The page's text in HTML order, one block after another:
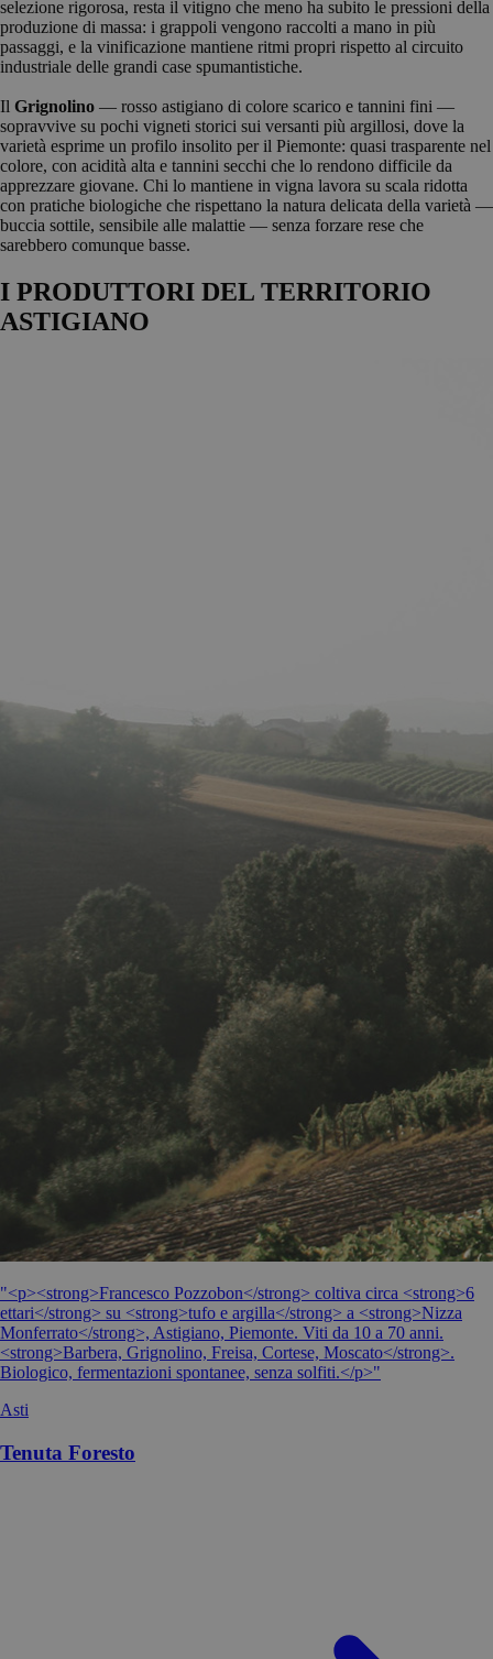
selezione rigorosa, resta il vitigno che meno ha subito le pressioni della
produzione di massa: i grappoli vengono raccolti a mano in più
passaggi, e la vinificazione mantiene ritmi propri rispetto al circuito
industriale delle grandi case spumantistiche.
Il Grignolino — rosso astigiano di colore scarico e tannini fini —
sopravvive su pochi vigneti storici sui versanti più argillosi, dove la
varietà esprime un profilo insolito per il Piemonte: quasi trasparente nel
colore, con acidità alta e tannini secchi che lo rendono difficile da
apprezzare giovane. Chi lo mantiene in vigna lavora su scala ridotta
con pratiche biologiche che rispettano la natura delicata della varietà —
buccia sottile, sensibile alle malattie — senza forzare rese che
sarebbero comunque basse.
I PRODUTTORI DEL TERRITORIO
ASTIGIANO
"<p><strong>Francesco Pozzobon</strong> coltiva circa <strong>6
ettari</strong> su <strong>tufo e argilla</strong> a <strong>Nizza
Monferrato</strong>, Astigiano, Piemonte. Viti da 10 a 70 anni.
<strong>Barbera, Grignolino, Freisa, Cortese, Moscato</strong>.
Biologico, fermentazioni spontanee, senza solfiti.</p>"
Asti
Tenuta Foresto